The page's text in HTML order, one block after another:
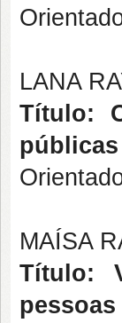
LANA
Título:
MAÍSA
Título: